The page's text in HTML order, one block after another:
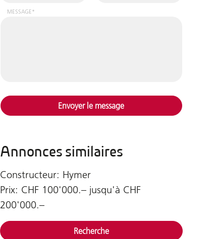
MESSAGE*
Envoyer le message
Annonces similaires
Constructeur: Hymer
Prix: CHF 100'000.– jusqu'à CHF
200'000.–
Recherche